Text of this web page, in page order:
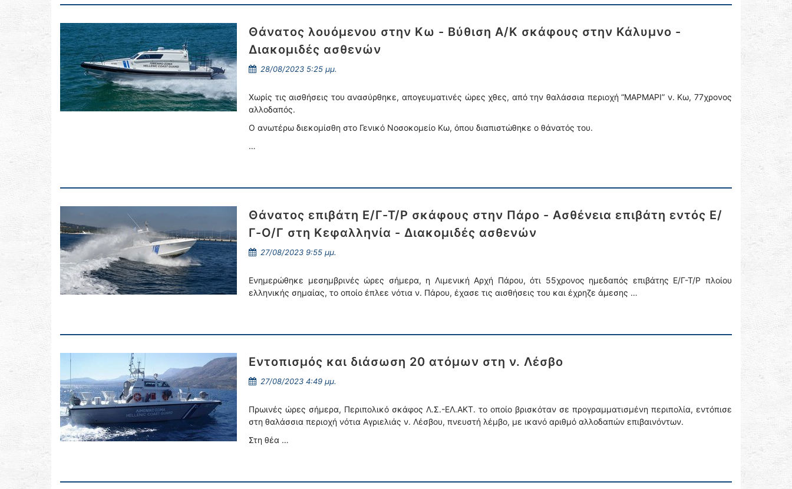
Θάνατος λουόμενου στην Κω - Βύθιση Α/Κ σκάφους στην Κάλυμνο -
Διακομιδές ασθενών
28/08/2023 5:25 μμ.
Χωρίς τις αισθήσεις του ανασύρθηκε, απογευματινές ώρες χθες, από την θαλάσσια περιοχή “ΜΑΡΜΑΡΙ” ν. Κω, 77χρονος
αλλοδαπός.
Ο ανωτέρω διεκομίσθη στο Γενικό Νοσοκομείο Κω, όπου διαπιστώθηκε ο θάνατός του.
…
Θάνατος επιβάτη Ε/Γ-Τ/Ρ σκάφους στην Πάρο - Ασθένεια επιβάτη εντός Ε/
Γ-Ο/Γ στη Κεφαλληνία - Διακομιδές ασθενών
27/08/2023 9:55 μμ.
Ενημερώθηκε μεσημβρινές ώρες σήμερα, η Λιμενική Αρχή Πάρου, ότι 55χρονος ημεδαπός επιβάτης Ε/Γ-Τ/Ρ πλοίου
ελληνικής σημαίας, το οποίο έπλεε νότια ν. Πάρου, έχασε τις αισθήσεις του και έχρηζε άμεσης …
Εντοπισμός και διάσωση 20 ατόμων στη ν. Λέσβο
27/08/2023 4:49 μμ.
Πρωινές ώρες σήμερα, Περιπολικό σκάφος Λ.Σ.-ΕΛ.ΑΚΤ. το οποίο βρισκόταν σε προγραμματισμένη περιπολία, εντόπισε
στη θαλάσσια περιοχή νότια Αγριελιάς ν. Λέσβου, πνευστή λέμβο, με ικανό αριθμό αλλοδαπών επιβαινόντων.
Στη θέα …